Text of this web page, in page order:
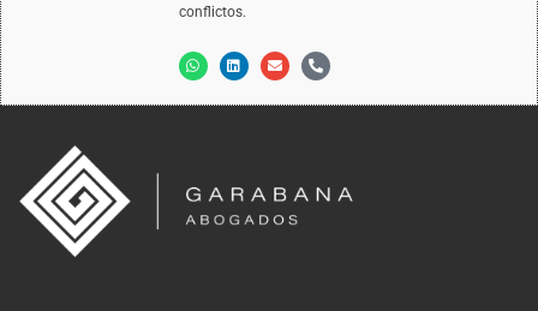
conflictos.